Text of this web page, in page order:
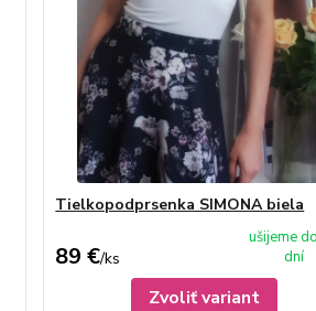
Tielkopodprsenka SIMONA biela
89 €/ks
ušijeme
dní
Zvoliť variant